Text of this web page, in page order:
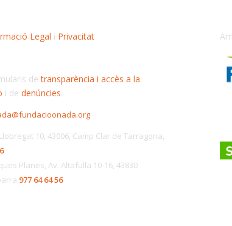
Legal i Privacitat
detransparència i accès a la
i de denúncies.
10, 43006, Camp Clar de Tarragona,
Planes, Av. Altafulla 10-16, 43830
977 64 64 56